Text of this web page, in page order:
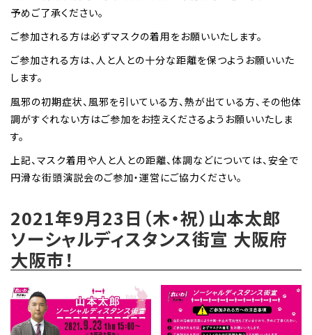
予めご了承ください。
ご参加される方は必ずマスクの着用をお願いいたします。
ご参加される方は、人と人との十分な距離を保つようお願いいた
します。
風邪の初期症状、風邪を引いている方、熱が出ている方、その他体
調がすぐれない方はご参加をお控えくださるようお願いいたしま
す。
上記、マスク着用や人と人との距離、体調などについては、安全で
円滑な街頭演説会のご参加・運営にご協力ください。
2021年9月23日（木・祝）山本太郎
ソーシャルディスタンス街宣 大阪府
大阪市！